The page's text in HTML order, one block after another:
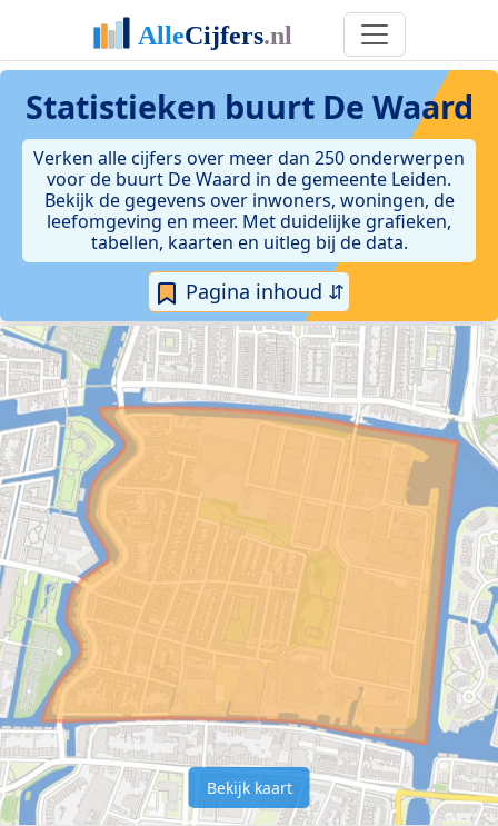
Statistieken buurt De Waard
Verken alle cijfers over meer dan 250 onderwerpen
voor de buurt De Waard in de gemeente Leiden.
Bekijk de gegevens over inwoners, woningen, de
leefomgeving en meer. Met duidelijke grafieken,
tabellen, kaarten en uitleg bij de data.
Pagina inhoud ⇵
Bekijk kaart